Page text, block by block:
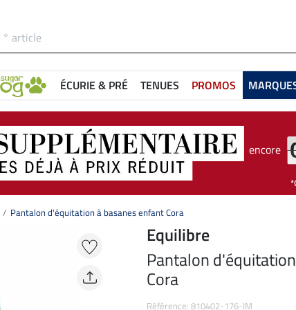
ÉCURIE & PRÉ TENUES PROMOS
encore
Pantalon d'équitation à basanes enfant Cora
Equilibre
Pantalon
Cora
Référence: 810402-176-IM